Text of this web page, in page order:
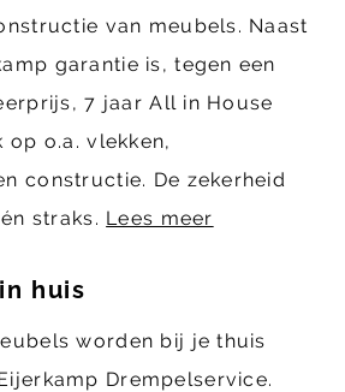
van meubels. Naast
garantie is, tegen een
7 jaar All in House
o.a. vlekken,
constructie. De zekerheid
straks. Lees meer
huis
worden bij je thuis
Drempelservice.